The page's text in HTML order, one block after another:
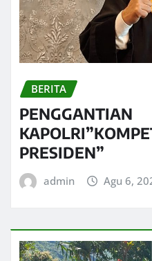
BERITA
PENGGANTIAN
PRESIDEN”
admin Agu 6,